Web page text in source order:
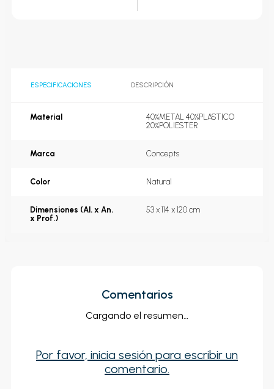
ESPECIFICACIONES DESCRIPCIÓN
Material
40%METAL 40%PLASTICO
20%POLIESTER
Marca Concepts
Color Natural
Dimensiones (Al. x An.
x Prof.)
53 x 114 x 120 cm
Comentarios
Cargando el resumen…
Por favor, inicia sesión para escribir un
comentario.